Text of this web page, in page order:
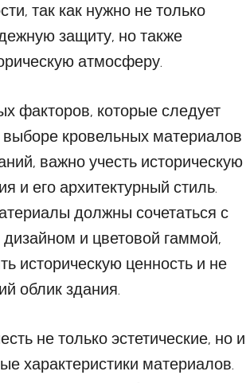
так как нужно не только
защиту, но также
атмосферу.
факторов, которые следует
выборе кровельных материалов
важно учесть историческую
и его архитектурный стиль.
должны сочетаться с
и цветовой гаммой,
историческую ценность и не
облик здания.
не только эстетические, но и
характеристики материалов.